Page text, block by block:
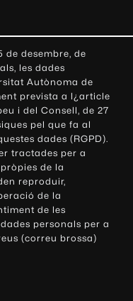
desembre, de
les dades
Autònoma de
prevista a l¿article
i del Consell, de 27
pel que fa al
dades (RGPD).
tractades per a
de la
reproduir,
de la
de les
personals per a
(correu brossa)